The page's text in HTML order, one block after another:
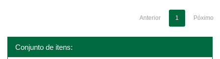
Anterior 1 Póximo
Conjunto de itens: